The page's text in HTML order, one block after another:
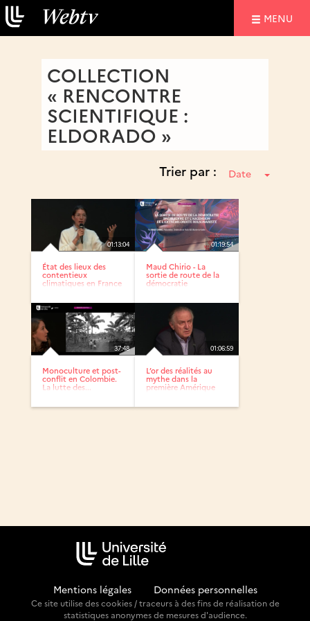
MENU
COLLECTION
« RENCONTRE
SCIENTIFIQUE :
ELDORADO »
Trier par : Date
01:13:04
État des lieux des
contentieux
climatiques en France
01:19:54
Maud Chirio - La
sortie de route de la
démocratie
37:48
Monoculture et post-
conflit en Colombie.
La lutte des...
01:06:59
L’or des réalités au
mythe dans la
première Amérique
Mentions légales Données personnelles
Ce site utilise des cookies / traceurs à des fins de réalisation de
statistiques anonymes de mesures d'audience.